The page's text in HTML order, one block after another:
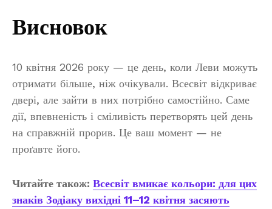
Висновок
10 квітня 2026 року — це день, коли Леви можуть
отримати більше, ніж очікували. Всесвіт відкриває
двері, але зайти в них потрібно самостійно. Саме
дії, впевненість і сміливість перетворять цей день
на справжній прорив. Це ваш момент — не
проґавте його.
Читайте також: Всесвіт вмикає кольори: для цих
знаків Зодіаку вихідні 11–12 квітня засяють